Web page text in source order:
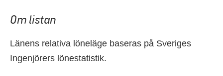
Om listan
Länens relativa löneläge baseras på Sveriges
Ingenjörers lönestatistik.